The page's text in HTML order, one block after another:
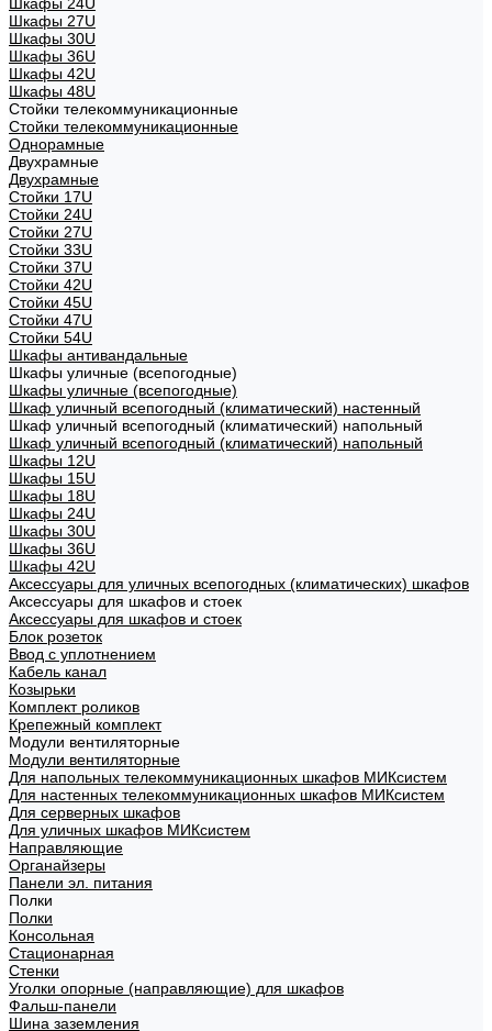
Шкафы 27U
Шкафы 30U
Шкафы 36U
Шкафы 42U
Шкафы 48U
Стойки телекоммуникационные
Стойки телекоммуникационные
Однорамные
Двухрамные
Двухрамные
Стойки 17U
Стойки 24U
Стойки 27U
Стойки 33U
Стойки 37U
Стойки 42U
Стойки 45U
Стойки 47U
Стойки 54U
Шкафы антивандальные
Шкафы уличные (всепогодные)
Шкафы уличные (всепогодные)
Шкаф уличный всепогодный (климатический) настенный
Шкаф уличный всепогодный (климатический) напольный
Шкаф уличный всепогодный (климатический) напольный
Шкафы 12U
Шкафы 15U
Шкафы 18U
Шкафы 24U
Шкафы 30U
Шкафы 36U
Шкафы 42U
Аксессуары для уличных всепогодных (климатических) шкафов
Аксессуары для шкафов и стоек
Аксессуары для шкафов и стоек
Блок розеток
Ввод с уплотнением
Кабель канал
Козырьки
Комплект роликов
Крепежный комплект
Модули вентиляторные
Модули вентиляторные
Для напольных телекоммуникационных шкафов МИКсистем
Для настенных телекоммуникационных шкафов МИКсистем
Для серверных шкафов
Для уличных шкафов МИКсистем
Направляющие
Органайзеры
Панели эл. питания
Полки
Полки
Консольная
Стационарная
Стенки
Уголки опорные (направляющие) для шкафов
Фальш-панели
Шина заземления